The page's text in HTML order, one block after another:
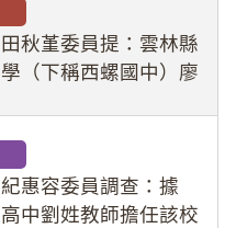
能，不僅首份調查報
不
秋堇委員提：雲林縣
（下稱西螺國中）廖
行為，歷經該校校園
下
惠容委員調查：據
中劉姓教師擔任該校